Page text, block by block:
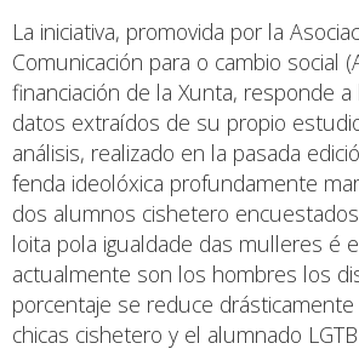
La iniciativa, promovida por la
Comunicación para o cambio social
financiación de la Xunta, responde
datos extraídos de su propio
análisis, realizado en la pasada
fenda ideolóxica profundamente
dos alumnos cishetero
loita pola igualdade das mulleres é
actualmente son los hombres los
porcentaje se reduce
chicas cishetero y el alumnado